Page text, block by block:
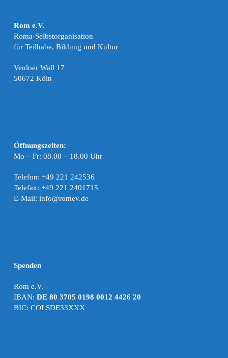
Rom e.V.
Roma-Selbstorganisation
für Teilhabe, Bildung und Kultur
Venloer Wall 17
50672 Köln
Öffnungszeiten:
Mo – Fr: 08.00 – 18.00 Uhr
Telefon: +49 221 242536
Telefax: +49 221 2401715
E-Mail: info@romev.de
Spenden
Rom e.V.
IBAN: DE 80 3705 0198 0012 4426 20
BIC: COLSDE33XXX